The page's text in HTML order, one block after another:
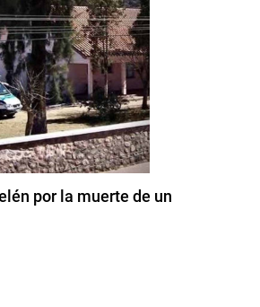
por la muerte de un